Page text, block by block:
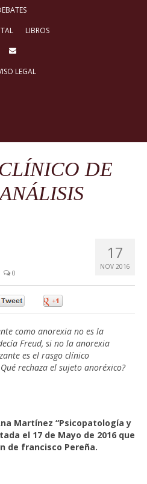
LIBROS
LEGAL
DE
17
NOV 2016
0
como anorexia no es la
Freud, si no la anorexia
es el rasgo clínico
rechaza el sujeto anoréxico?
Martínez “Psicopatología y
el 17 de Mayo de 2016 que
de francisco Pereña.